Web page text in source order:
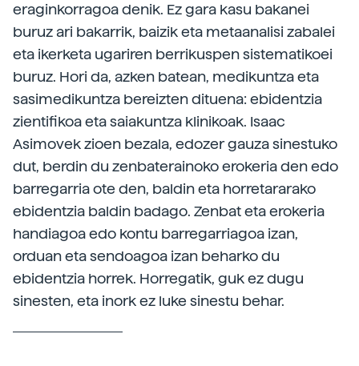
eraginkorragoa denik. Ez gara kasu bakanei
buruz ari bakarrik, baizik eta metaanalisi zabalei
eta ikerketa ugariren berrikuspen sistematikoei
buruz. Hori da, azken batean, medikuntza eta
sasimedikuntza bereizten dituena: ebidentzia
zientifikoa eta saiakuntza klinikoak. Isaac
Asimovek zioen bezala, edozer gauza sinestuko
dut, berdin du zenbaterainoko erokeria den edo
barregarria ote den, baldin eta horretararako
ebidentzia baldin badago. Zenbat eta erokeria
handiagoa edo kontu barregarriagoa izan,
orduan eta sendoagoa izan beharko du
ebidentzia horrek. Horregatik, guk ez dugu
sinesten, eta inork ez luke sinestu behar.